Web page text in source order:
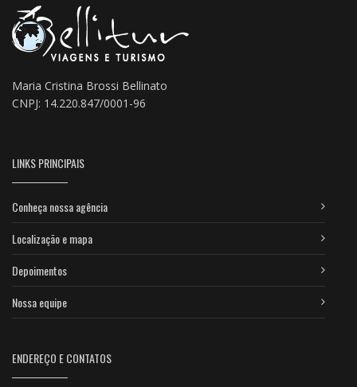
Maria Cristina Brossi Bellinato
CNPJ: 14.220.847/0001-96
LINKS PRINCIPAIS
Conheça nossa agência
Localização e mapa
Depoimentos
Nossa equipe
ENDEREÇO E CONTATOS